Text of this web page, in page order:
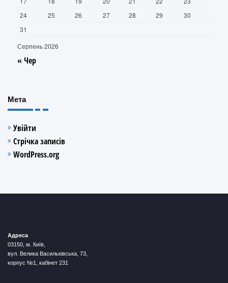
Серпень 2026
24
25 26 27 28 29
30
31
« Чер
Мета
Увійти
Стрічка записів
WordPress.org
Адреса
03150, м. Київ,
вул. Велика Васильківська, 73,
корпус №1, кабінет 231